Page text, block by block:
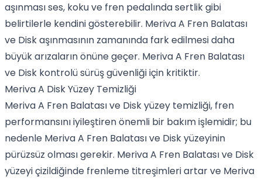
aşınması ses, koku ve fren pedalında sertlik gibi
belirtilerle kendini gösterebilir. Meriva A Fren Balatası
ve Disk aşınmasının zamanında fark edilmesi daha
büyük arızaların önüne geçer. Meriva A Fren Balatası
ve Disk kontrolü sürüş güvenliği için kritiktir.
Meriva A Disk Yüzey Temizliği
Meriva A Fren Balatası ve Disk yüzey temizliği, fren
performansını iyileştiren önemli bir bakım işlemidir; bu
nedenle Meriva A Fren Balatası ve Disk yüzeyinin
pürüzsüz olması gerekir. Meriva A Fren Balatası ve Disk
yüzeyi çizildiğinde frenleme titreşimleri artar ve Meriva